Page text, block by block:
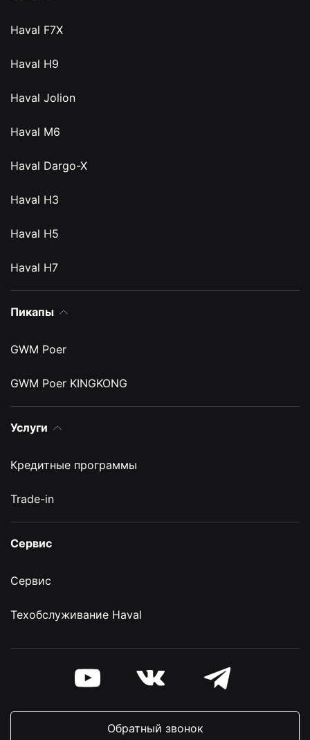
Haval F7X
Haval H9
Haval Jolion
Haval M6
Haval Dargo-X
Haval H3
Haval H5
Haval H7
Пикапы
GWM Poer
GWM Poer KINGKONG
Услуги
Кредитные программы
Trade-in
Сервис
Сервис
Техобслуживание Haval
Обратный звонок